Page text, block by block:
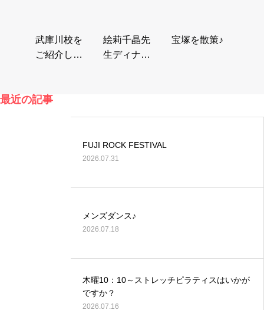
武庫川校を
ご紹介して
絵莉千晶先
生ディナー
宝塚を散策♪
最近の記事
FUJI ROCK FESTIVAL
2026.07.31
メンズダンス♪
2026.07.18
木曜10：10～ストレッチピラティスはいかが
ですか？
2026.07.16